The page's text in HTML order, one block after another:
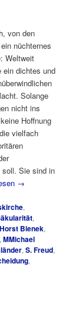
von den
nüchternes
Weltweit
ein dichtes und
Solange
nicht ins
Hoffnung
vielfach
soll. Sie sind in
→
,
,
Horst Bienek,
,MMichael
,S. Freud,
,